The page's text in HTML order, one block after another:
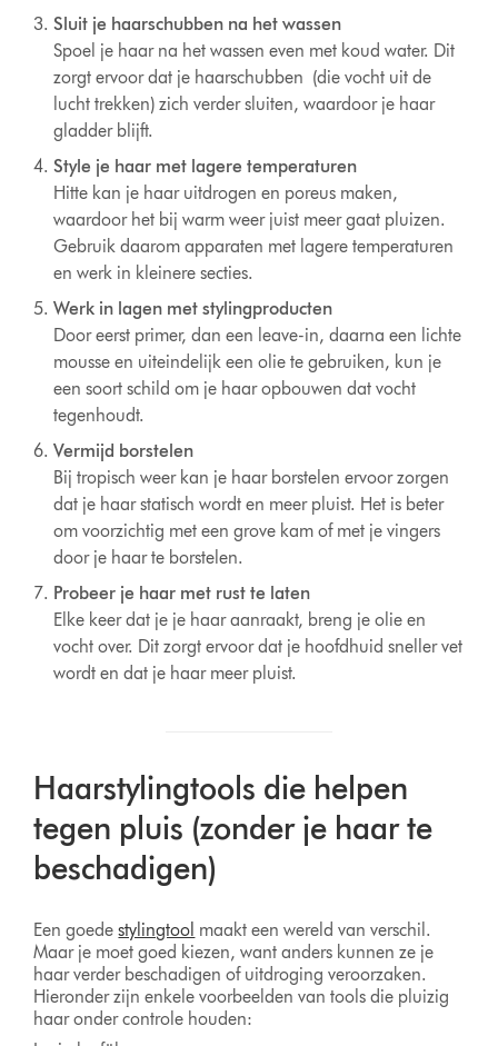
Sluit je haarschubben na het wassen
Spoel je haar na het wassen even met koud water. Dit
zorgt ervoor dat je haarschubben (die vocht uit de
lucht trekken) zich verder sluiten, waardoor je haar
gladder blijft.
Style je haar met lagere temperaturen
Hitte kan je haar uitdrogen en poreus maken,
waardoor het bij warm weer juist meer gaat pluizen.
Gebruik daarom apparaten met lagere temperaturen
en werk in kleinere secties.
Werk in lagen met stylingproducten
Door eerst primer, dan een leave-in, daarna een lichte
mousse en uiteindelijk een olie te gebruiken, kun je
een soort schild om je haar opbouwen dat vocht
tegenhoudt.
Vermijd borstelen
Bij tropisch weer kan je haar borstelen ervoor zorgen
dat je haar statisch wordt en meer pluist. Het is beter
om voorzichtig met een grove kam of met je vingers
door je haar te borstelen.
Probeer je haar met rust te laten
Elke keer dat je je haar aanraakt, breng je olie en
vocht over. Dit zorgt ervoor dat je hoofdhuid sneller vet
wordt en dat je haar meer pluist.
Haarstylingtools die helpen
tegen pluis (zonder je haar te
beschadigen)
Een goedestylingtool maakt een wereld van verschil.
Maar je moet goed kiezen, want anders kunnen ze je
haar verder beschadigen of uitdroging veroorzaken.
Hieronder zijn enkele voorbeelden van tools die pluizig
haar onder controle houden: